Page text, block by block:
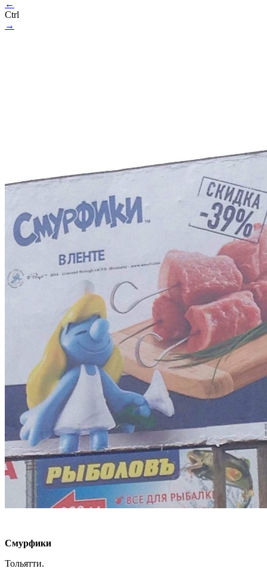
←
Ctrl
→
Смурфики
Тольятти.